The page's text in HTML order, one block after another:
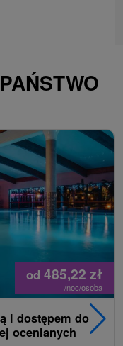
od 485,22 zł
/noc/osoba
i dostępem do
ocenianych